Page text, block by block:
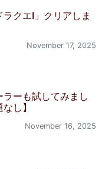
ラクエI」クリアしま
November 17, 2025
ーも試してみまし
し】
November 16, 2025